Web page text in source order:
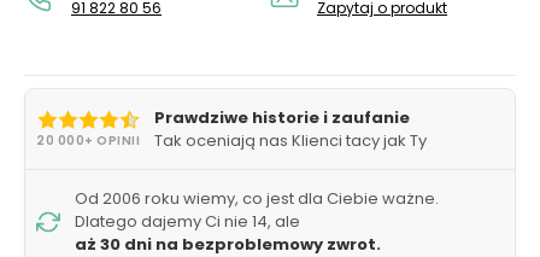
91 822 80 56
Zapytaj o produkt
20 000+ OPINII
Prawdziwe historie i zaufanie
Tak oceniają nas Klienci tacy jak Ty
Od 2006 roku wiemy, co jest dla Ciebie ważne.
Dlatego dajemy Ci nie 14, ale
aż 30 dni na bezproblemowy zwrot.